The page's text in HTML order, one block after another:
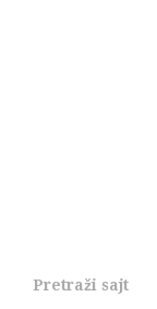
Pretraži sajt